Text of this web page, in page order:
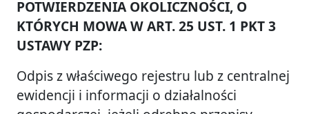
POTWIERDZENIA OKOLICZNOŚCI, O
KTÓRYCH MOWA W ART. 25 UST. 1 PKT 3
USTAWY PZP:
Odpis z właściwego rejestru lub z centralnej
ewidencji i informacji o działalności